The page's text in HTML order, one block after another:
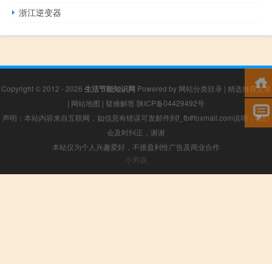
浙江逆变器
Copyright © 2012 - 2026 生活节能知识网 Powered by 网站分类目录 | 精选推荐文章
| 网站地图 | 疑难解答 陕ICP备04429492号
声明：本站内容来自互联网，如信息有错误可发邮件到f_fb#foxmail.com说明，我们
会及时纠正，谢谢
本站仅为个人兴趣爱好，不接盈利性广告及商业合作
小男孩